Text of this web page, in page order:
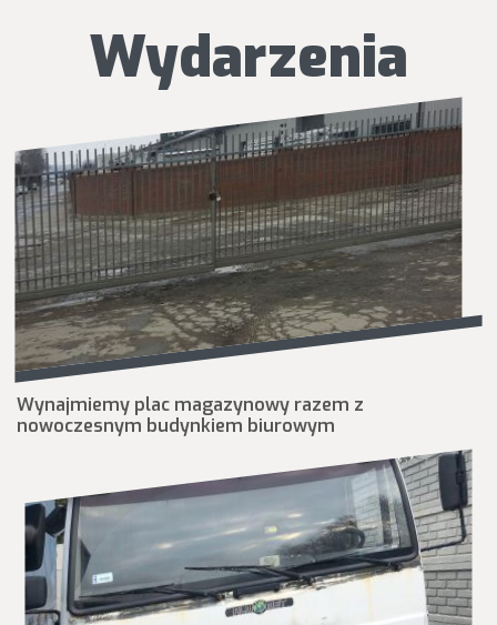
Wydarzenia
Wynajmiemy plac magazynowy razem z
nowoczesnym budynkiem biurowym